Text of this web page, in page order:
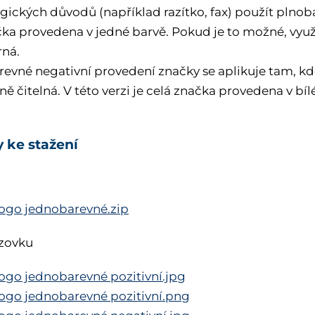
důvodů (například razítko, fax) použít
provedena v jedné barvě. Pokud je to možné,
negativní provedení značky se aplikuje tam,
čitelná. V této verzi je celá značka provedena v
ke stažení
jednobarevné.zip
jednobarevné pozitivní.jpg
jednobarevné pozitivní.png